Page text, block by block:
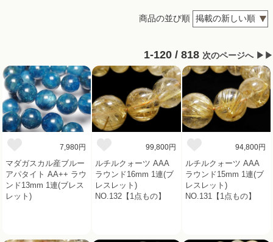
商品の並び順
1-120 / 818 次のページへ ▶▶
7,980円
マダガスカル産ブルー
アパタイト AA++ ラウ
ンド13mm 1連(ブレス
レット)
99,800円
ルチルクォーツ AAA
ラウンド16mm 1連(ブ
レスレット)
NO.132【1点もの】
94,800円
ルチルクォーツ AAA
ラウンド15mm 1連(ブ
レスレット)
NO.131【1点もの】